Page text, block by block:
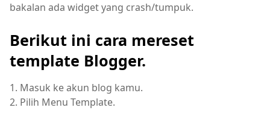
bakalan ada widget yang crash/tumpuk.
Berikut ini cara mereset
template Blogger.
1. Masuk ke akun blog kamu.
2. Pilih Menu Template.